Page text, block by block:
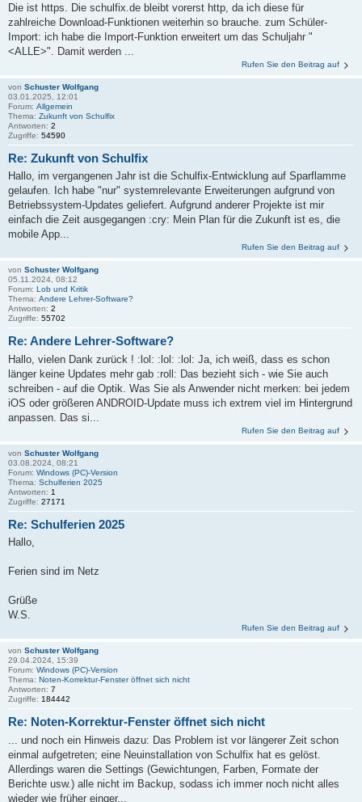
Die ist https. Die schulfix.de bleibt vorerst http, da ich diese für
zahlreiche Download-Funktionen weiterhin so brauche. zum Schüler-
Import: ich habe die Import-Funktion erweitert um das Schuljahr "
<ALLE>". Damit werden ...
Rufen Sie den Beitrag auf
von Schuster Wolfgang
03.01.2025, 12:01
Forum: Allgemein
Thema: Zukunft von Schulfix
Antworten: 2
Zugriffe: 54590
Re: Zukunft von Schulfix
Hallo, im vergangenen Jahr ist die Schulfix-Entwicklung auf Sparflamme
gelaufen. Ich habe "nur" systemrelevante Erweiterungen aufgrund von
Betriebssystem-Updates geliefert. Aufgrund anderer Projekte ist mir
einfach die Zeit ausgegangen :cry: Mein Plan für die Zukunft ist es, die
mobile App...
Rufen Sie den Beitrag auf
von Schuster Wolfgang
05.11.2024, 08:12
Forum: Lob und Kritik
Thema: Andere Lehrer-Software?
Antworten: 2
Zugriffe: 55702
Re: Andere Lehrer-Software?
Hallo, vielen Dank zurück ! :lol: :lol: :lol: Ja, ich weiß, dass es schon
länger keine Updates mehr gab :roll: Das bezieht sich - wie Sie auch
schreiben - auf die Optik. Was Sie als Anwender nicht merken: bei jedem
iOS oder größeren ANDROID-Update muss ich extrem viel im Hintergrund
anpassen. Das si...
Rufen Sie den Beitrag auf
von Schuster Wolfgang
03.08.2024, 08:21
Forum: Windows (PC)-Version
Thema: Schulferien 2025
Antworten: 1
Zugriffe: 27171
Re: Schulferien 2025
Hallo,
Ferien sind im Netz
Grüße
W.S.
Rufen Sie den Beitrag auf
von Schuster Wolfgang
29.04.2024, 15:39
Forum: Windows (PC)-Version
Thema: Noten-Korrektur-Fenster öffnet sich nicht
Antworten: 7
Zugriffe: 184442
Re: Noten-Korrektur-Fenster öffnet sich nicht
... und noch ein Hinweis dazu: Das Problem ist vor längerer Zeit schon
einmal aufgetreten; eine Neuinstallation von Schulfix hat es gelöst.
Allerdings waren die Settings (Gewichtungen, Farben, Formate der
Berichte usw.) alle nicht im Backup, sodass ich immer noch nicht alles
wieder wie früher einger...